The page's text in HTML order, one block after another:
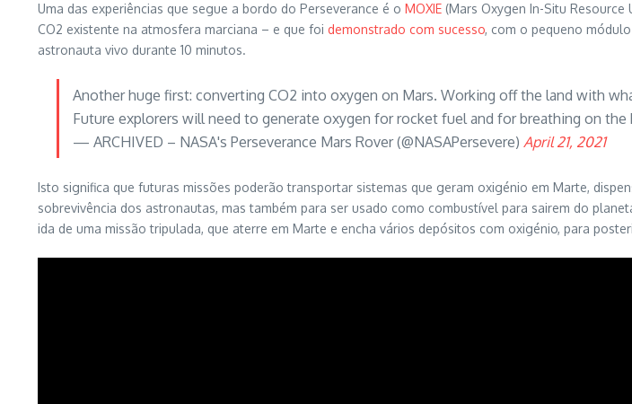
Uma das experiências que segue a bordo do Perseverance é o MOXIE (Mars Oxygen In-Situ
CO2 existente na atmosfera marciana – e que foi demonstrado com sucesso, com o pequeno
astronauta vivo durante 10 minutos.
Another huge first: converting CO2 into oxygen on Mars. Working off the land with
Future explorers will need to generate oxygen for rocket fuel and for breathing on the
— ARCHIVED – NASA's Perseverance Mars Rover (@NASAPersevere) April 21, 2021
Isto significa que futuras missões poderão transportar sistemas que geram oxigénio em Marte,
sobrevivência dos astronautas, mas também para ser usado como combustível para sairem do
ida de uma missão tripulada, que aterre em Marte e encha vários depósitos com oxigénio, para